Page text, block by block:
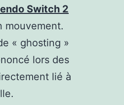
Switch 2
mouvement.
« ghosting »
lors des
lié à